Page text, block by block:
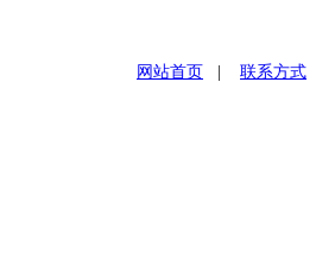
网站首页 联系方式